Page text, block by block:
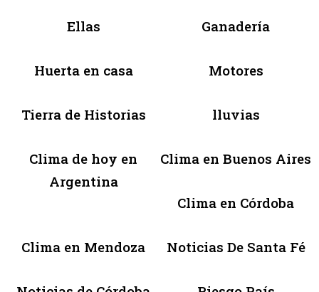
Ellas Ganadería
Huerta en casa Motores
Tierra de Historias lluvias
Clima de hoy en
Argentina
Clima en Buenos Aires
Clima en Córdoba
Clima en Mendoza Noticias De Santa Fé